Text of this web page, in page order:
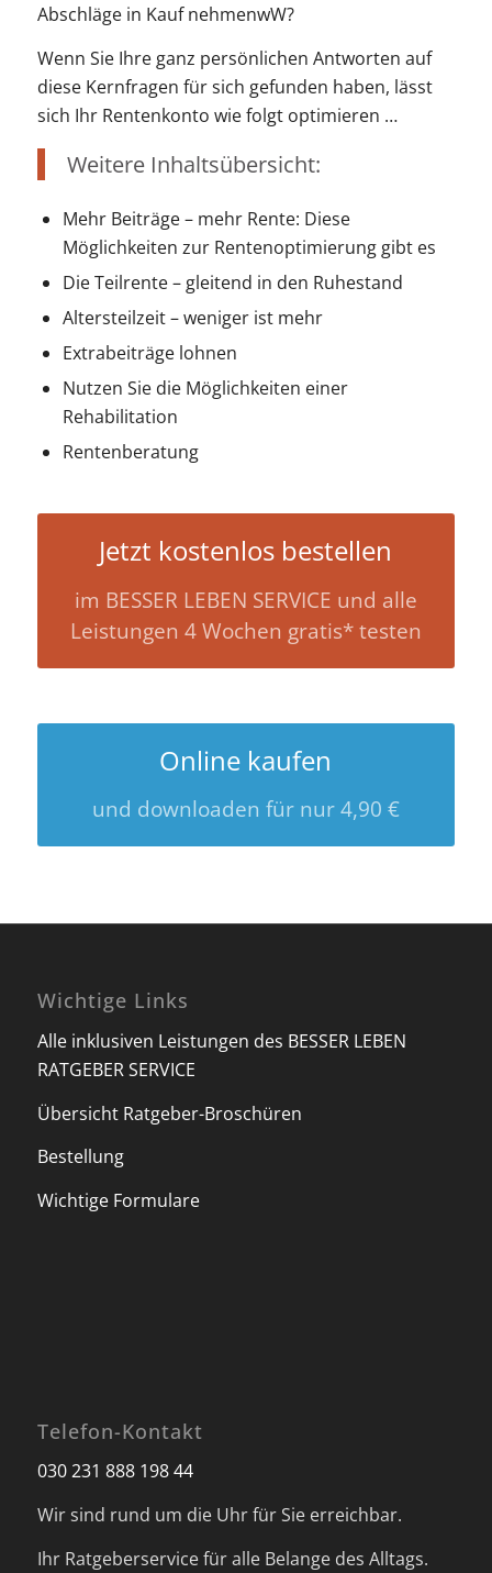
Abschläge in Kauf nehmenwW?
Wenn Sie Ihre ganz persönlichen Antworten auf
diese Kernfragen für sich gefunden haben, lässt
sich Ihr Rentenkonto wie folgt optimieren …
Weitere Inhaltsübersicht:
Mehr Beiträge – mehr Rente: Diese
Möglichkeiten zur Rentenoptimierung gibt es
Die Teilrente – gleitend in den Ruhestand
Altersteilzeit – weniger ist mehr
Extrabeiträge lohnen
Nutzen Sie die Möglichkeiten einer
Rehabilitation
Rentenberatung
Jetzt kostenlos bestellen
im BESSER LEBEN SERVICE und alle
Leistungen 4 Wochen gratis* testen
Online kaufen
und downloaden für nur 4,90 €
Wichtige Links
Alle inklusiven Leistungen des BESSER LEBEN
RATGEBER SERVICE
Übersicht Ratgeber-Broschüren
Bestellung
Wichtige Formulare
Telefon-Kontakt
030 231 888 198 44
Wir sind rund um die Uhr für Sie erreichbar.
Ihr Ratgeberservice für alle Belange des Alltags.